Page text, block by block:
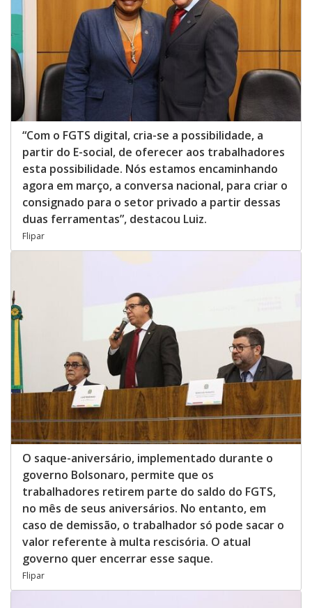
“Com o FGTS digital, cria-se a possibilidade, a
partir do E-social, de oferecer aos trabalhadores
esta possibilidade. Nós estamos encaminhando
agora em março, a conversa nacional, para criar o
consignado para o setor privado a partir dessas
duas ferramentas”, destacou Luiz.
Flipar
O saque-aniversário, implementado durante o
governo Bolsonaro, permite que os
trabalhadores retirem parte do saldo do FGTS,
no mês de seus aniversários. No entanto, em
caso de demissão, o trabalhador só pode sacar o
valor referente à multa rescisória. O atual
governo quer encerrar esse saque.
Flipar